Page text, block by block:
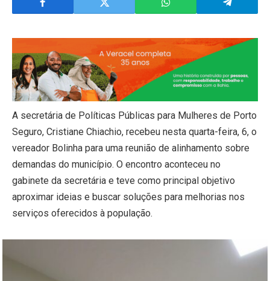
A secretária de Políticas Públicas para Mulheres de Porto
Seguro, Cristiane Chiachio, recebeu nesta quarta-feira, 6, o
vereador Bolinha para uma reunião de alinhamento sobre
demandas do município. O encontro aconteceu no
gabinete da secretária e teve como principal objetivo
aproximar ideias e buscar soluções para melhorias nos
serviços oferecidos à população.